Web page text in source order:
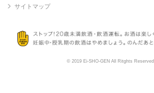
サイトマップ
© 2019 Ei-SHO-GEN All Ritghts Reserved.